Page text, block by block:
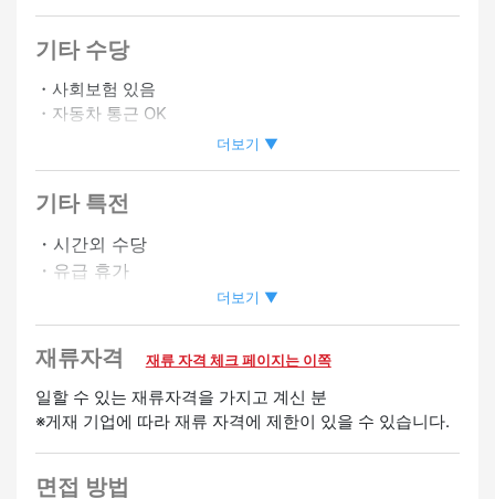
기타 수당
・사회보험 있음
・자동차 통근 OK
더보기 ▼
기타 특전
・시간외 수당
・유급 휴가
・승급 있음
・심야 수당 있음
환영
더보기 ▼
재류자격 재류 자격 체크 페이지는 이쪽
일할 수 있는 재류자격을 가지고 계신 분
※게재 기업에 따라 재류 자격에 제한이 있을 수 있습니다.
면접 방법